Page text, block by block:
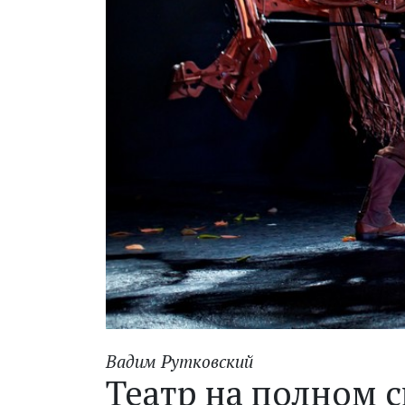
Вадим Рутковский
Театр на полном